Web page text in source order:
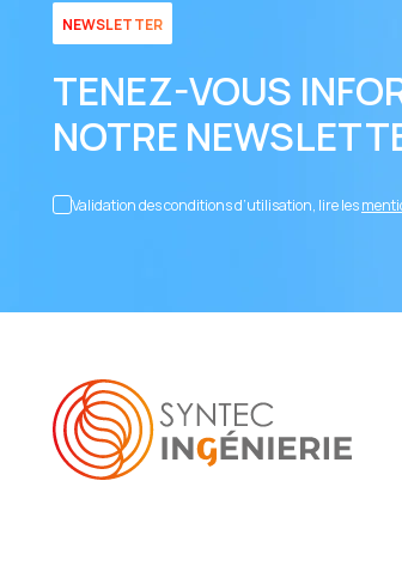
NEWSLETTER
TENEZ-VOUS
NOTRE
Validation des conditions d’utilisation, lire les